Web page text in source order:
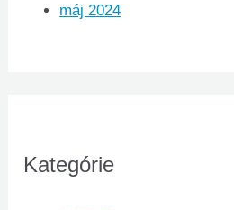
máj 2024
Kategórie